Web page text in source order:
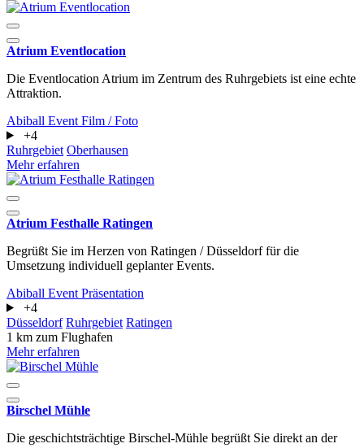
Atrium Eventlocation
Die Eventlocation Atrium im Zentrum des Ruhrgebiets ist eine echte
Attraktion.
Abiball Event Film / Foto
+4
Ruhrgebiet Oberhausen
Mehr erfahren
Atrium Festhalle Ratingen
Begrüßt Sie im Herzen von Ratingen / Düsseldorf für die
Umsetzung individuell geplanter Events.
Abiball Event Präsentation
+4
Düsseldorf Ruhrgebiet Ratingen
1 km zum Flughafen
Mehr erfahren
Birschel Mühle
Die geschichtsträchtige Birschel-Mühle begrüßt Sie direkt an der